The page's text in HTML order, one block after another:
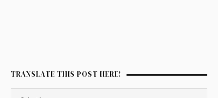
TRANSLATE THIS POST HERE!